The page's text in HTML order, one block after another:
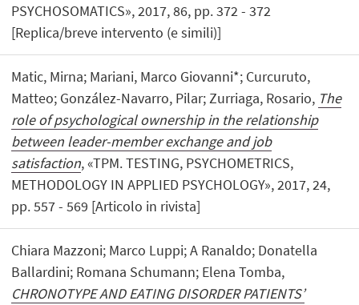
PSYCHOSOMATICS», 2017, 86, pp. 372 - 372
[Replica/breve intervento (e simili)]
Matic, Mirna; Mariani, Marco Giovanni*; Curcuruto,
Matteo; González-Navarro, Pilar; Zurriaga, Rosario, The
role of psychological ownership in the relationship
between leader-member exchange and job
satisfaction, «TPM. TESTING, PSYCHOMETRICS,
METHODOLOGY IN APPLIED PSYCHOLOGY», 2017, 24,
pp. 557 - 569 [Articolo in rivista]
Chiara Mazzoni; Marco Luppi; A Ranaldo; Donatella
Ballardini; Romana Schumann; Elena Tomba,
CHRONOTYPE AND EATING DISORDER PATIENTS’